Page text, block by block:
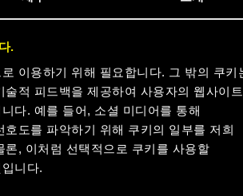
.
이용하기 위해 필요합니다. 그 밖의 쿠키
적 피드백을 제공하여 사용자의 웹사이트
다. 예를 들어, 소셜 미디어를 통해
도를 파악하기 위해 쿠키의 일부를 저희
, 이처럼 선택적으로 쿠키를 사용할
니다.